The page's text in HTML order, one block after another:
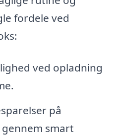
fordele ved
ved opladning
på
smart